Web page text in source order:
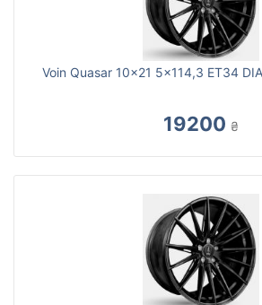
Voin Quasar 10x21 5x114,3 ET34
19200 ₴